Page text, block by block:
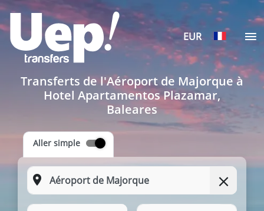
EUR
Transferts de l'Aéroport de Majorque à
Hotel Apartamentos Plazamar,
Baleares
Aller simple